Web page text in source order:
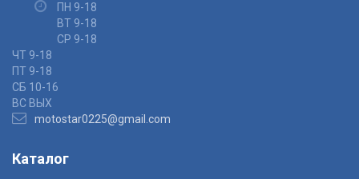
ПН 9-18
ВТ 9-18
СР 9-18
ЧТ 9-18
ПТ 9-18
СБ 10-16
ВС ВЫХ
motostar0225@gmail.com
Каталог